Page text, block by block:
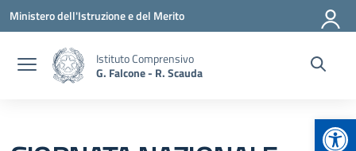
Vai ai contenuti
Vai al menu di navigazione
Vai al footer
Ministero dell'Istruzione e del Merito
Istituto Comprensivo
G. Falcone - R. Scauda